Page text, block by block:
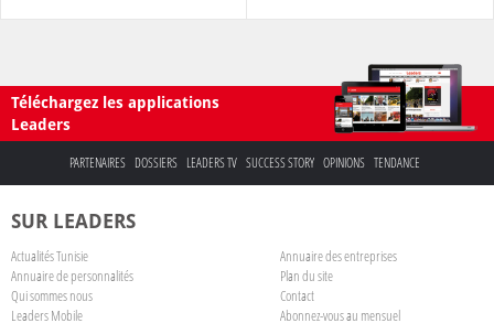
Téléchargez les applications
Leaders
PARTENAIRES DOSSIERS LEADERS TV SUCCESS STORY OPINIONS TENDANCE
SUR LEADERS
Actualités Tunisie
Annuaire des entreprises
Annuaire de personnalités
Plan du site
Qui sommes nous
Contact
Leaders Mobile
Abonnez-vous au mensuel